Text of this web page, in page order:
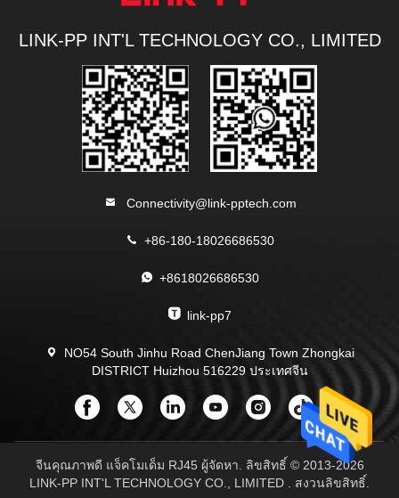
LINK-PP INT'L TECHNOLOGY CO., LIMITED
Connectivity@link-pptech.com
+86-180-18026686530
+8618026686530
link-pp7
NO54 South Jinhu Road ChenJiang Town Zhongkai
DISTRICT Huizhou 516229 ประเทศจีน
จีนคุณภาพดี แจ็คโมเด็ม RJ45 ผู้จัดหา. ลิขสิทธิ์ © 2013-2026
LINK-PP INT'L TECHNOLOGY CO., LIMITED . สงวนลิขสิทธิ์.